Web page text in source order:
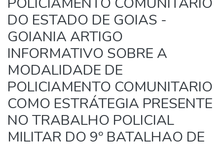
DO ESTADO DE GOIAS -
GOIANIA ARTIGO
INFORMATIVO SOBRE A
MODALIDADE DE
POLICIAMENTO COMUNITARIO
COMO ESTRÁTEGIA PRESENTE
NO TRABALHO POLICIAL
MILITAR DO 9º BATALHAO DE